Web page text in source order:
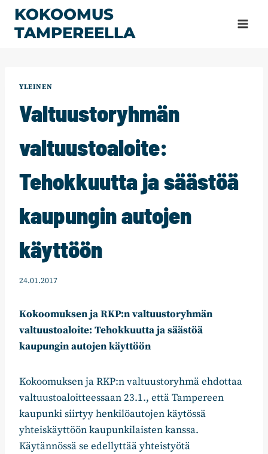
Siirry
sisältöön
KOKOOMUS
TAMPEREELLA
YLEINEN
Valtuustoryhmän
valtuustoaloite:
Tehokkuutta ja säästöä
kaupungin autojen
käyttöön
24.01.2017
Kokoomuksen ja RKP:n valtuustoryhmän
valtuustoaloite: Tehokkuutta ja säästöä
kaupungin autojen käyttöön
Kokoomuksen ja RKP:n valtuustoryhmä ehdottaa
valtuustoaloitteessaan 23.1., että Tampereen
kaupunki siirtyy henkilöautojen käytössä
yhteiskäyttöön kaupunkilaisten kanssa.
Käytännössä se edellyttää yhteistyötä